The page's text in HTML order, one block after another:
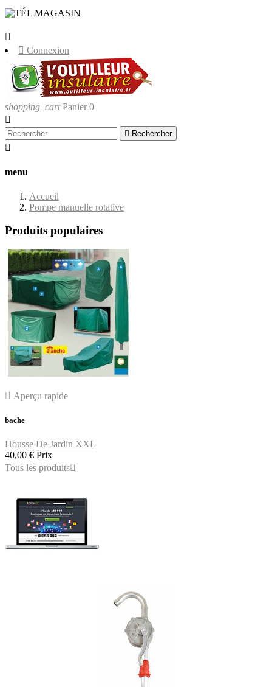

 Connexion
shopping_cart Panier 0

 Rechercher

menu
Accueil
Pompe manuelle rotative
Produits populaires
 Aperçu rapide
bache
Housse De Jardin XXL
40,00 € Prix
Tous les produits